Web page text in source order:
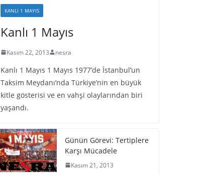
KANLI 1 MAYIS
Kanlı 1 Mayıs
Kasım 22, 2013 nesra
Kanlı 1 Mayıs 1 Mayıs 1977’de İstanbul’un
Taksim Meydanı’nda Türkiye’nin en büyük
kitle gösterisi ve en vahşi olaylarından biri
yaşandı.
Günün Görevi: Tertiplere
Karşı Mücadele
Kasım 21, 2013